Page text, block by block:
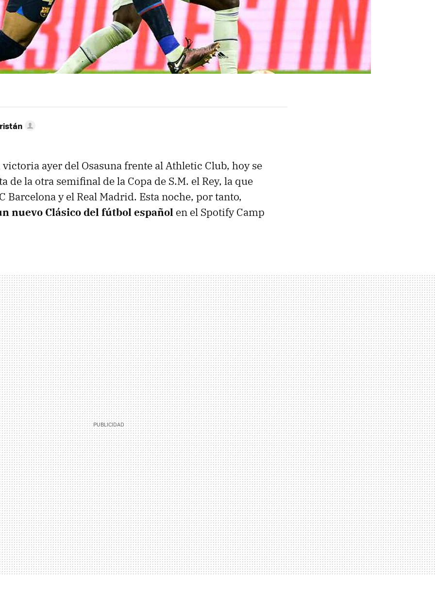
ayer del Osasuna frente al Athletic Club, hoy se
de la otra semifinal de la Copa de S.M. el Rey, la que
Barcelona y el Real Madrid. Esta noche, por tanto,
nuevo Clásico del fútbol español en el Spotify Camp